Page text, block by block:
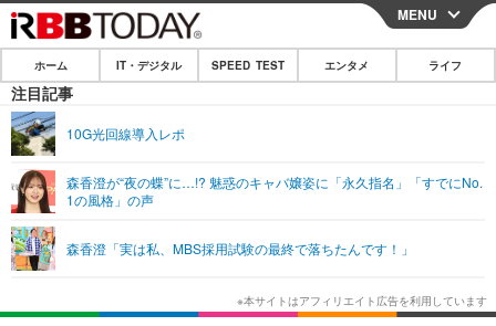
CLOSE
ホーム
IT・デジタル
ネタ
ショッピング その他
SPEED TEST
エンタメ
エンタメTOP 映画・ドラマ
韓国・芸能
ライフ
ライフTOP グルメ
リリース一覧
MENU
ホーム IT・デジタル SPEED TEST エンタメ ライフ
注目記事
10G光回線導入レポ
森香澄が“夜の蝶”に…!? 魅惑のキャバ嬢姿に「永久指名」「すでにNo.
1の風格」の声
森香澄「実は私、MBS採用試験の最終で落ちたんです！」